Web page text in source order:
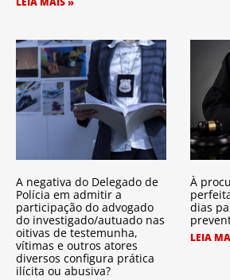
A negativa do Delegado de
Polícia em admitir a
participação do advogado
do investigado/autuado nas
oitivas de testemunha,
vítimas e outros atores
diversos configura prática
ilícita ou abusiva?
À
dias
LEIA